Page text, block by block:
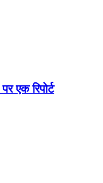
एक रिपोर्ट